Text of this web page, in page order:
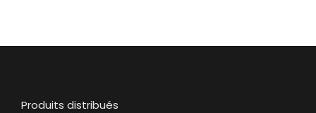
Produits distribués